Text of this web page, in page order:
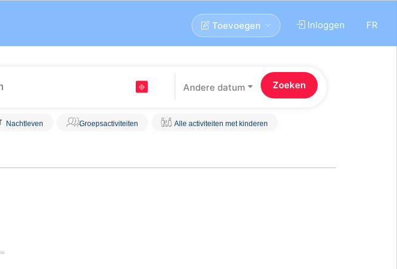
FR
Inloggen
Toevoegen
Andere datum
Nachtleven Groepsactiviteiten Alle activiteiten met kinderen